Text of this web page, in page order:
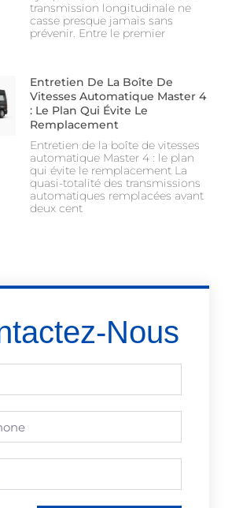
transmission longitudinale ne
casse presque jamais sans
prévenir. Entre le premier
Entretien De La Boîte De
Vitesses Automatique Master 4
: Le Plan Qui Évite Le
Remplacement
Entretien de la boîte de vitesses
automatique Master 4 : le plan
qui évite le remplacement La
quasi-totalité des transmissions
automatiques remplacées avant
deux cent
Nous